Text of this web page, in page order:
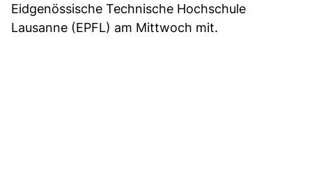
Eidgenössische Technische Hochschule
Lausanne (EPFL) am Mittwoch mit.